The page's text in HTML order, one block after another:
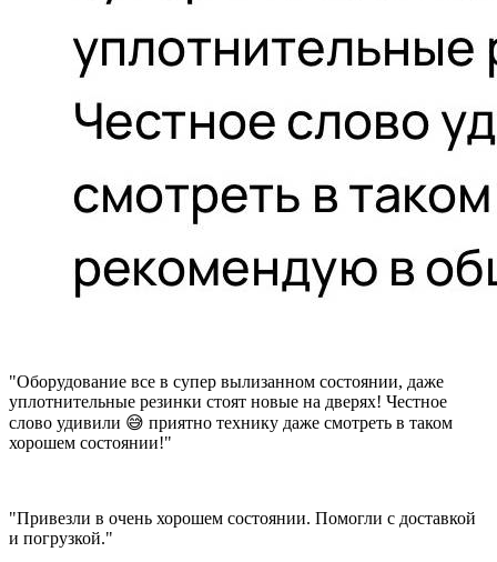
"Оборудование все в супер вылизанном состоянии, даже
уплотнительные резинки стоят новые на дверях! Честное
слово удивили 😅 приятно технику даже смотреть в таком
хорошем состоянии!"
"Привезли в очень хорошем состоянии. Помогли с доставкой
и погрузкой."